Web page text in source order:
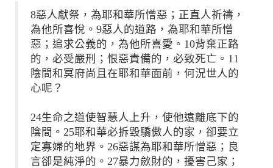
8惡人獻祭，為耶和華所憎惡；正直人祈禱，
為他所喜悅。9惡人的道路，為耶和華所憎
惡；追求公義的，為他所喜愛。10背棄正路
的，必受嚴刑；恨惡責備的，必致死亡。11
陰間和冥府尚且在耶和華面前，何況世人的
心呢？
24生命之道使智慧人上升，使他遠離底下的
陰間。25耶和華必拆毀驕傲人的家，卻要立
定寡婦的地界。26惡謀為耶和華所憎惡；良
言卻是純淨的。27暴力歛財的，擾害己家；